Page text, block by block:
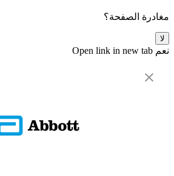
مغادرة الصفحة؟
لا
نعم Open link in new tab